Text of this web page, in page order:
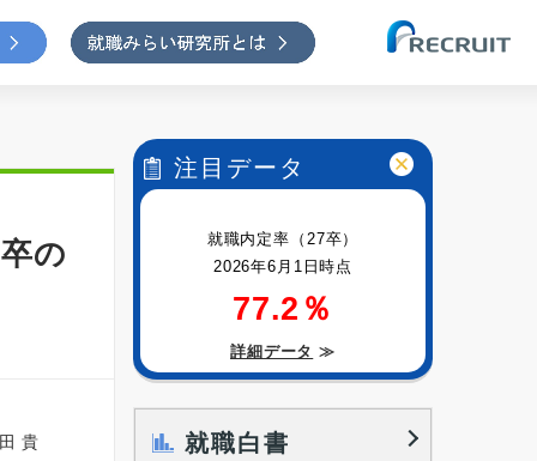
の
貴
注目データ
就職内定率（27卒）
2026年6月1日時点
77.2％
詳細データ ≫
就職白書